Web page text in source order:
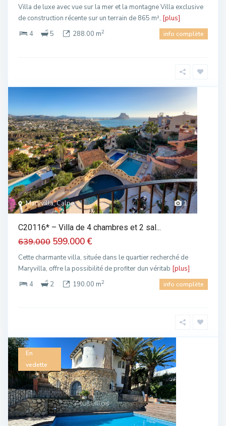
Villa de luxe avec vue sur la mer et la montagne Villa exclusive
de construction récente sur un terrain de 865 m², [plus]
4
5 288.00 m2 info complète
1
Maryvilla, Calpe
C20116* – Villa de 4 chambres et 2 sal...
639.000 599.000 €
Cette charmante villa, située dans le quartier recherché de
Maryvilla, offre la possibilité de profiter dun véritab [plus]
4
2 190.00 m2 info complète
En
vedette